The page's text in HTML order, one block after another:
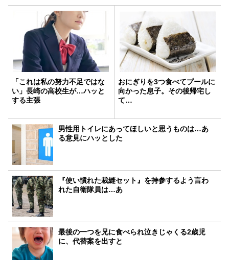
「これは私の努力不足ではな
い」長崎の高校生が…ハッと
する主張
おにぎりを3つ食べてプールに
向かった息子。その後帰宅し
て…
男性用トイレにあってほしいと思うものは…あ
る意見にハッとした
『使い慣れた裁縫セット』を持参するよう言わ
れた自衛隊員は…あ
最後の一つを兄に食べられ泣きじゃくる2歳児
に、代替案を出すと